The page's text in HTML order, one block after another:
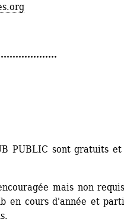
PUBLIC sont gratuits et
mais non
en cours d'année et